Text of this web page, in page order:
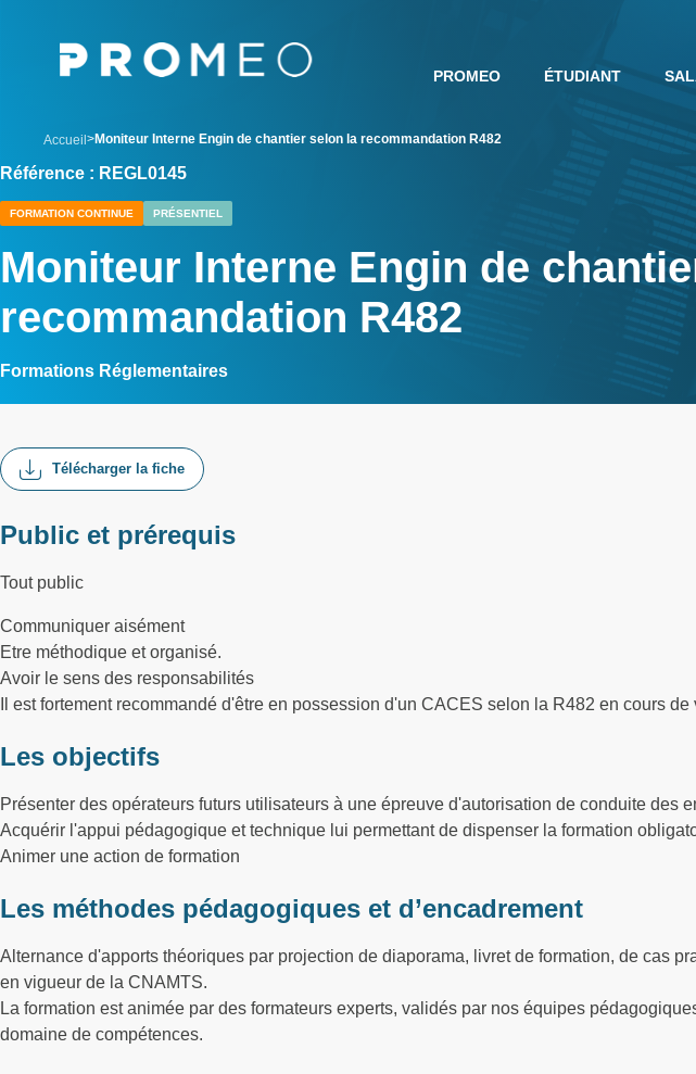
PROMEO ÉTUDIANT
Accueil Moniteur Interne Engin de chantier selon la recommandation R482
Référence : REGL0145
FORMATION CONTINUE PRÉSENTIEL
Moniteur Interne Engin de
recommandation R482
Formations Réglementaires
Télécharger la fiche
Public et prérequis
Tout public
Communiquer aisément
Etre méthodique et organisé.
Avoir le sens des responsabilités
Il est fortement recommandé d'être en possession d'un CACES selon la R482 en cours
Les objectifs
Présenter des opérateurs futurs utilisateurs à une épreuve d'autorisation de conduite des
Acquérir l'appui pédagogique et technique lui permettant de dispenser la formation
Animer une action de formation
Les méthodes pédagogiques et d’encadrement
Alternance d'apports théoriques par projection de diaporama, livret de formation, de cas
en vigueur de la CNAMTS.
La formation est animée par des formateurs experts, validés par nos équipes
domaine de compétences.